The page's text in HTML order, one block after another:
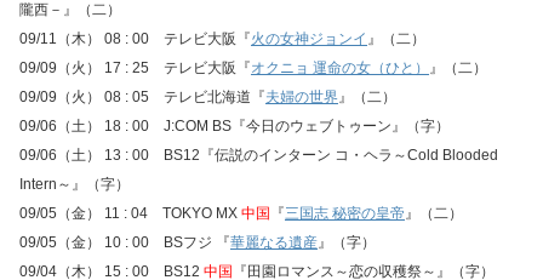
隴西－』（二）
09/11（木） 08 : 00 テレビ大阪『火の女神ジョンイ 』（二）
09/09（火） 17 : 25 テレビ大阪『オクニョ 運命の女（ひと） 』（二）
09/09（火） 08 : 05 テレビ北海道『夫婦の世界』（二）
09/06（土） 18 : 00 J:COM BS『今日のウェブトゥーン』（字）
09/06（土） 13 : 00 BS12『伝説のインターン コ・ヘラ～Cold Blooded
Intern～』（字）
09/05（金） 11 : 04 TOKYO MX 中国 『三国志 秘密の皇帝』（二）
09/05（金） 10 : 00 BSフジ 『華麗なる遺産』（字）
09/04（木） 15 : 00 BS12 中国 『田園ロマンス～恋の収穫祭～』（字）